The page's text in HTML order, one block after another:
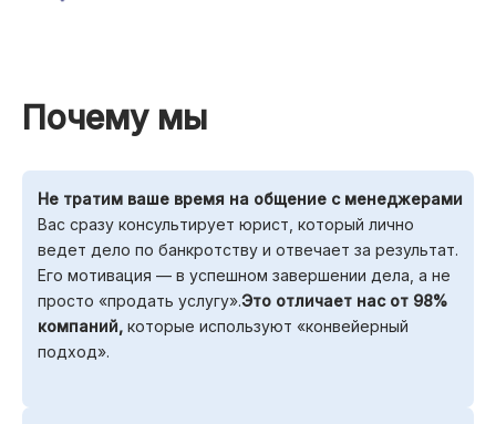
Почему мы
Не тратим ваше время на общение с менеджерами
Вас сразу консультирует юрист, который лично
ведет дело по банкротству и отвечает за результат.
Его мотивация — в успешном завершении дела, а не
просто «продать услугу».Это отличает нас от 98%
компаний, которые используют «конвейерный
подход».